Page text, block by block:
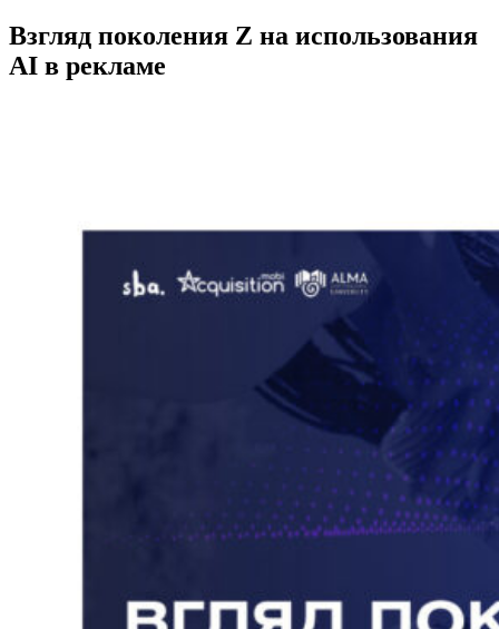
Взгляд поколения Z на использования
AI в рекламе